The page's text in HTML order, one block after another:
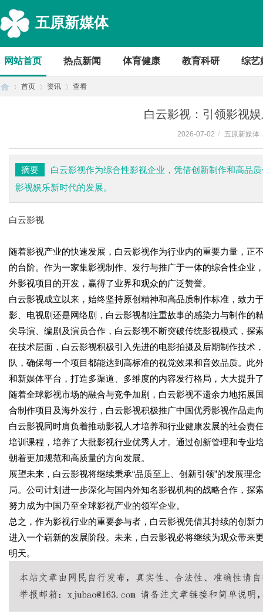
五原新媒体
网站首页 热点新闻 体育健康 教育科研 综艺
首页 资讯 查看
白云影视：引领影视
2026-07-02 / 五原新媒体
摘要
白云影视作为综合性影视企业，凭借创新制作和高品
影视娱乐新时代的发展。
白云影视
随着影视产业的快速发展，白云影视作为行业内的重要力量，
的台阶。作为一家集影视制作、发行与推广于一体的综合性企
外影视项目的开发，赢得了业界和观众的广泛赞誉。
白云影视成立以来，始终坚持原创精神和高品质制作标准，致
影、电视剧还是网络剧，白云影视都注重故事的感染力与制作的
尖导演、编剧及演员合作，白云影视不断突破传统影视模式，探
在技术层面，白云影视积极引入先进的电影拍摄及后期制作技术
队，确保每一个项目都能达到高标准的视觉效果和音效品质。
和新媒体平台，打造多渠道、多维度的内容发行格局，大大提升
随着全球影视市场的融合与竞争加剧，白云影视不遗余力地拓
合制作项目及海外发行，白云影视积极推广中国优秀影视作品走
白云影视同时肩负着推动影视人才培养和行业健康发展的社会
培训课程，培养了大批影视行业优秀人才。通过创新管理和专业
朝着更加规范和高质量的方向发展。
展望未来，白云影视将继续秉承“品质至上、创新引领”的发展理
局。公司计划进一步深化与国内外知名影视机构的战略合作，
努力成为中国乃至全球影视产业的领军企业。
总之，作为影视行业的重要参与者，白云影视凭借其持续的创
进入一个崭新的发展阶段。未来，白云影视必将继续为观众带来
明天。